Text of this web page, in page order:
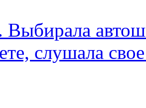
Выбирала
слушала